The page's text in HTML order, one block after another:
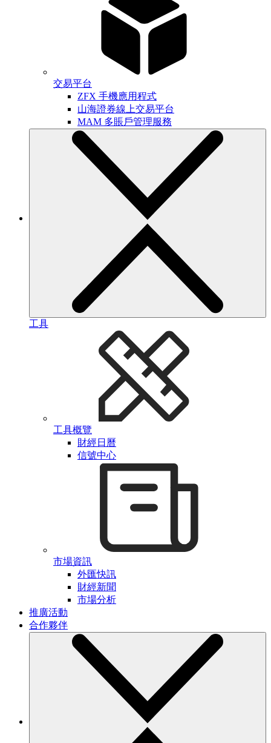
交易平台
ZFX 手機應用程式
山海證券線上交易平台
MAM 多賬戶管理服務
工具
工具概覽
財經日曆
信號中心
市場資訊
外匯快訊
財經新聞
市場分析
推廣活動
合作夥伴